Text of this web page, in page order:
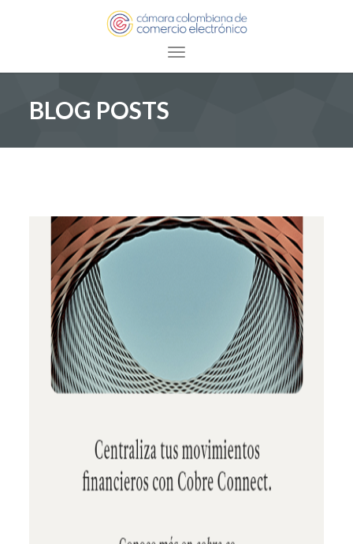
Toggle navigation
BLOG POSTS